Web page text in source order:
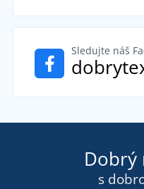
Sledujte náš
Dobrý
s